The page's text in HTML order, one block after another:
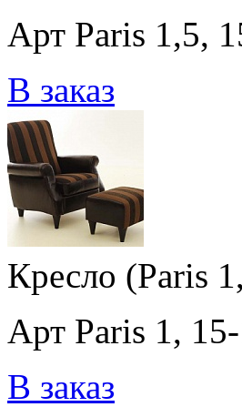
Арт Paris 1,5,
В заказ
Кресло (Paris
Арт Paris 1,
В заказ